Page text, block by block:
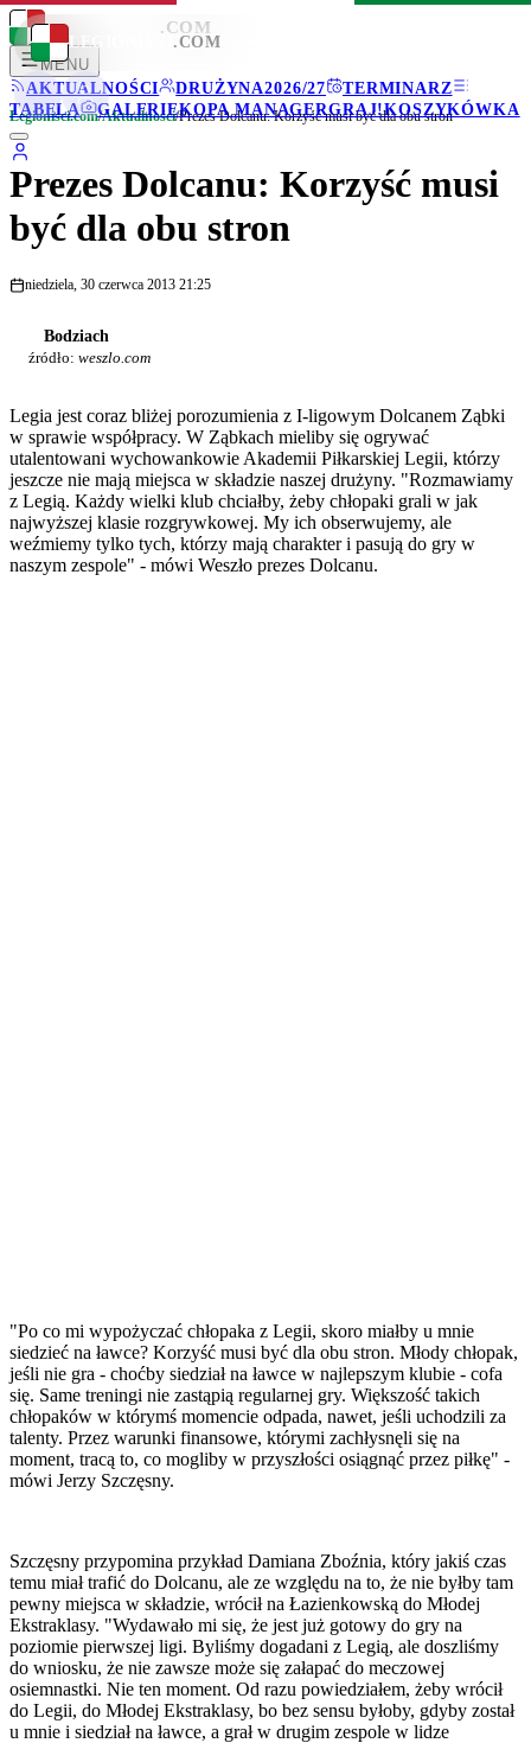
LEGIONISCI .COM
MENU
AKTUALNOŚCI
DRUŻYNA2026/27
TERMINARZ
TABELA
GALERIEKOPA MANAGERGRAJ!KOSZYKÓWKA
LEGIONISCI .COM
Legionisci.com/Aktualności/Prezes Dolcanu: Korzyść musi być dla obu stron
Prezes Dolcanu: Korzyść musi
być dla obu stron
niedziela, 30 czerwca 2013 21:25
Bodziach
źródło: weszlo.com
Legia jest coraz bliżej porozumienia z I-ligowym Dolcanem Ząbki
w sprawie współpracy. W Ząbkach mieliby się ogrywać
utalentowani wychowankowie Akademii Piłkarskiej Legii, którzy
jeszcze nie mają miejsca w składzie naszej drużyny. "Rozmawiamy
z Legią. Każdy wielki klub chciałby, żeby chłopaki grali w jak
najwyższej klasie rozgrywkowej. My ich obserwujemy, ale
weźmiemy tylko tych, którzy mają charakter i pasują do gry w
naszym zespole" - mówi Weszło prezes Dolcanu.
"Po co mi wypożyczać chłopaka z Legii, skoro miałby u mnie
siedzieć na ławce? Korzyść musi być dla obu stron. Młody chłopak,
jeśli nie gra - choćby siedział na ławce w najlepszym klubie - cofa
się. Same treningi nie zastąpią regularnej gry. Większość takich
chłopaków w którymś momencie odpada, nawet, jeśli uchodzili za
talenty. Przez warunki finansowe, którymi zachłysnęli się na
moment, tracą to, co mogliby w przyszłości osiągnąć przez piłkę" -
mówi Jerzy Szczęsny.
Szczęsny przypomina przykład Damiana Zboźnia, który jakiś czas
temu miał trafić do Dolcanu, ale ze względu na to, że nie byłby tam
pewny miejsca w składzie, wrócił na Łazienkowską do Młodej
Ekstraklasy. "Wydawało mi się, że jest już gotowy do gry na
poziomie pierwszej ligi. Byliśmy dogadani z Legią, ale doszliśmy
do wniosku, że nie zawsze może się załapać do meczowej
osiemnastki. Nie ten moment. Od razu powiedziałem, żeby wrócił
do Legii, do Młodej Ekstraklasy, bo bez sensu byłoby, gdyby został
u mnie i siedział na ławce, a grał w drugim zespole w lidze